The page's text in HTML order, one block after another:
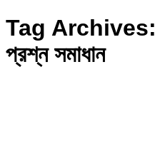
Tag Archives:
প্রশ্ন সমাধান